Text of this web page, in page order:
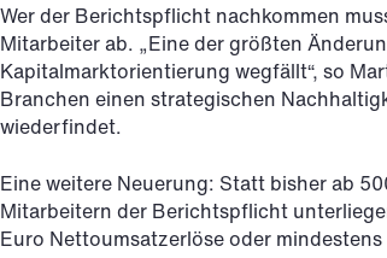
Wer der Berichtspflicht nachkommen
Mitarbeiter ab. „Eine der größten
Kapitalmarktorientierung wegfällt“, so
Branchen einen strategischen
wiederfindet.
Eine weitere Neuerung: Statt bisher ab
Mitarbeitern der Berichtspflicht
Euro Nettoumsatzerlöse oder